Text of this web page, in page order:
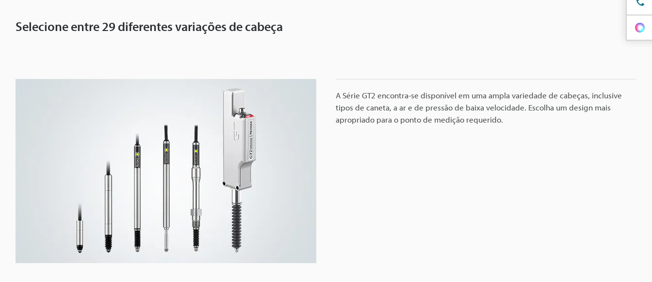
Selecione entre 29 diferentes variações de cabeça
A Série GT2 encontra-se disponível em uma ampla variedade de cabeças, inclusive
tipos de caneta, a ar e de pressão de baixa velocidade. Escolha um design mais
apropriado para o ponto de medição requerido.